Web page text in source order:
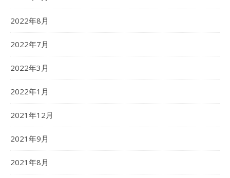
2022年8月
2022年7月
2022年3月
2022年1月
2021年12月
2021年9月
2021年8月